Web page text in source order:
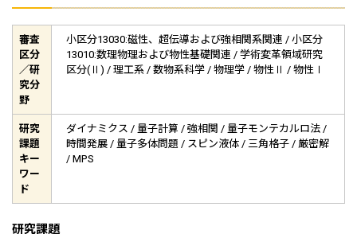
審査
区分
／研
究分
野
小区分13030:磁性、超伝導および強相関系関連 / 小区分
13010:数理物理および物性基礎関連 / 学術変革領域研究
区分(Ⅱ) / 理工系 / 数物系科学 / 物理学 / 物性Ⅱ / 物性Ⅰ
研究
課題
キー
ワー
ド
ダイナミクス / 量子計算 / 強相関 / 量子モンテカルロ法 /
時間発展 / 量子多体問題 / スピン液体 / 三角格子 / 厳密解
/ MPS
研究課題